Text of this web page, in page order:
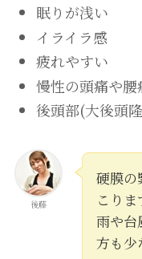
眠りが浅い
イライラ感
疲れやすい
慢性の頭痛や腰
後頭部(大後頭
後藤
硬膜の
こりま
雨や台
方も少